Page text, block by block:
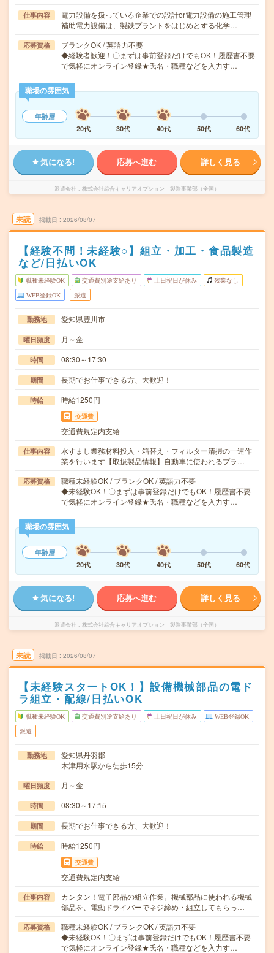
仕事内容
電力設備を扱っている企業での設計or電力設備の施工管理
補助電力設備は、製鉄プラントをはじめとする化学…
応募資格
ブランクOK / 英語力不要
◆経験者歓迎！〇まずは事前登録だけでもOK！履歴書不要
で気軽にオンライン登録★氏名・職種などを入力す…
職場の雰囲気
年齢層
20代
30代 40代 50代 60代
気になる! 応募へ進む 詳しく見る
派遣会社 株式会社綜合キャリアオプション 製造事業部（全国）
未読 掲載日 2026/08/07
【経験不問！未経験○】組立・加工・食品製造
など/日払いOK
職種未経験OK 交通費別途支給あり 土日祝日が休み 残業なし
WEB登録OK 派遣
勤務地 愛知県豊川市
曜日頻度 月～金
時間 08:30～17:30
期間 長期でお仕事できる方、大歓迎！
時給 時給1250円
交通費
交通費規定内支給
仕事内容
水すまし業務材料投入・箱替え・フィルター清掃の一連作
業を行います【取扱製品情報】自動車に使われるプラ…
応募資格
職種未経験OK / ブランクOK / 英語力不要
◆未経験OK！〇まずは事前登録だけでもOK！履歴書不要
で気軽にオンライン登録★氏名・職種などを入力す…
職場の雰囲気
年齢層
20代
30代 40代 50代 60代
気になる! 応募へ進む 詳しく見る
派遣会社 株式会社綜合キャリアオプション 製造事業部（全国）
未読 掲載日 2026/08/07
【未経験スタートOK！】設備機械部品の電ド
ラ組立・配線/日払いOK
職種未経験OK 交通費別途支給あり 土日祝日が休み WEB登録OK
派遣
勤務地
愛知県丹羽郡
木津用水駅から徒歩15分
曜日頻度 月～金
時間 08:30～17:15
期間 長期でお仕事できる方、大歓迎！
時給 時給1250円
交通費
交通費規定内支給
仕事内容
カンタン！電子部品の組立作業。機械部品に使われる機械
部品を、電動ドライバーでネジ締め・組立してもらっ…
応募資格
職種未経験OK / ブランクOK / 英語力不要
◆未経験OK！〇まずは事前登録だけでもOK！履歴書不要
で気軽にオンライン登録★氏名・職種などを入力す…